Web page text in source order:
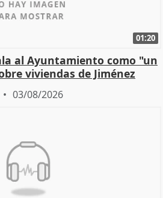
01:20
al Ayuntamiento como "un
viviendas de Jiménez
03/08/2026